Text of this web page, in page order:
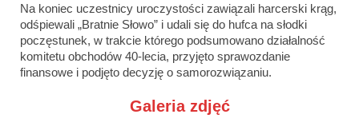
Na koniec uczestnicy uroczystości zawiązali harcerski krąg,
odśpiewali „Bratnie Słowo” i udali się do hufca na słodki
poczęstunek, w trakcie którego podsumowano działalność
komitetu obchodów 40-lecia, przyjęto sprawozdanie
finansowe i podjęto decyzję o samorozwiązaniu.
Galeria zdjęć